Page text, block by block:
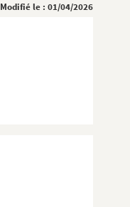
Modifié le : 01/04/2026